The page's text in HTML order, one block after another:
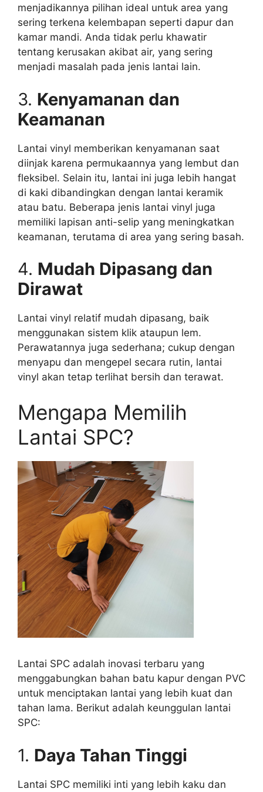
menjadikannya pilihan ideal untuk area yang
sering terkena kelembapan seperti dapur dan
kamar mandi. Anda tidak perlu khawatir
tentang kerusakan akibat air, yang sering
menjadi masalah pada jenis lantai lain.
3. Kenyamanan dan
Keamanan
Lantai vinyl memberikan kenyamanan saat
diinjak karena permukaannya yang lembut dan
fleksibel. Selain itu, lantai ini juga lebih hangat
di kaki dibandingkan dengan lantai keramik
atau batu. Beberapa jenis lantai vinyl juga
memiliki lapisan anti-selip yang meningkatkan
keamanan, terutama di area yang sering basah.
4. Mudah Dipasang dan
Dirawat
Lantai vinyl relatif mudah dipasang, baik
menggunakan sistem klik ataupun lem.
Perawatannya juga sederhana; cukup dengan
menyapu dan mengepel secara rutin, lantai
vinyl akan tetap terlihat bersih dan terawat.
Mengapa Memilih
Lantai SPC?
Lantai SPC adalah inovasi terbaru yang
menggabungkan bahan batu kapur dengan PVC
untuk menciptakan lantai yang lebih kuat dan
tahan lama. Berikut adalah keunggulan lantai
SPC:
1. Daya Tahan Tinggi
Lantai SPC memiliki inti yang lebih kaku dan